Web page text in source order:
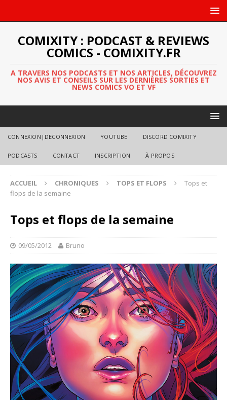
COMIXITY : PODCAST & REVIEWS
COMICS - COMIXITY.FR
A TRAVERS NOS PODCASTS ET NOS ARTICLES, DÉCOUVREZ
NOS AVIS ET CONSEILS SUR LES DERNIÈRES SORTIES ET
NEWS COMICS VO ET VF
CONNEXION|DECONNEXION YOUTUBE DISCORD COMIXITY
PODCASTS CONTACT INSCRIPTION À PROPOS
ACCUEIL CHRONIQUES TOPS ET FLOPS
Tops et
flops de la semaine
Tops et flops de la semaine
09/05/2012 Bruno